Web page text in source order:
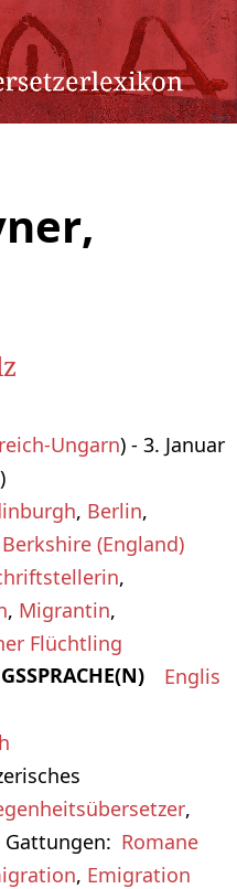
Ungarn) - 3. Januar
)
, Berlin,
Berkshire (England)
,
, Migrantin,
Flüchtling
Englis
,
Gattungen
Romane
, Emigration